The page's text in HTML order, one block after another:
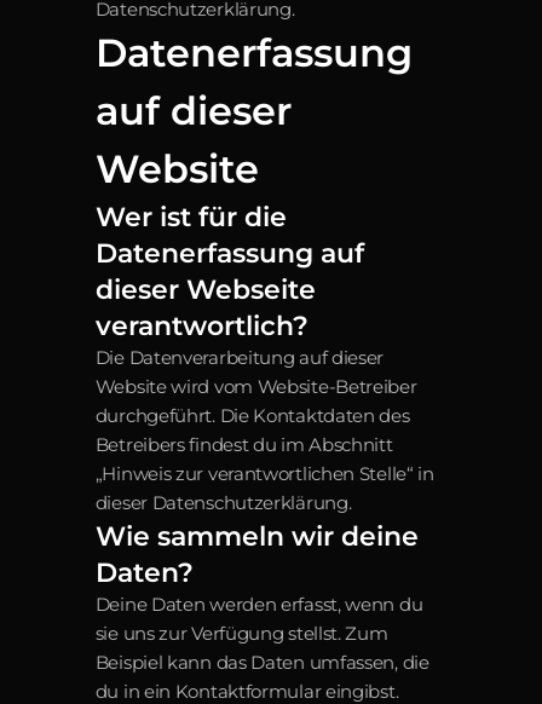
Datenschutzerklärung.
Datenerfassung
auf dieser
Website
Wer ist für die
Datenerfassung auf
dieser Webseite
verantwortlich?
Die Datenverarbeitung auf dieser
Website wird vom Website-Betreiber
durchgeführt. Die Kontaktdaten des
Betreibers findest du im Abschnitt
„Hinweis zur verantwortlichen Stelle“ in
dieser Datenschutzerklärung.
Wie sammeln wir deine
Daten?
Deine Daten werden erfasst, wenn du
sie uns zur Verfügung stellst. Zum
Beispiel kann das Daten umfassen, die
du in ein Kontaktformular eingibst.